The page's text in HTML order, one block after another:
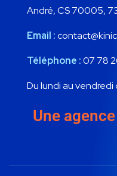
André, CS 70005,
Email :
Téléphone :07 78
Du lundi au vendredi
Une